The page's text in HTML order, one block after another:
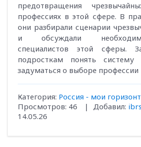
предотвращения
профессиях в этой сфере. В
они разбирали сценарии
и обсуждали
специалистов этой сферы.
подросткам понять систему
задуматься о выборе профессии
Категория: Россия - мои
Просмотров: 46 | Добавил:
14.05.26